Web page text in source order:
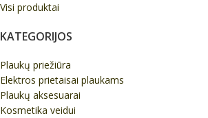
Visi produktai
KATEGORIJOS
Plaukų priežiūra
Elektros prietaisai plaukams
Plaukų aksesuarai
Kosmetika veidui